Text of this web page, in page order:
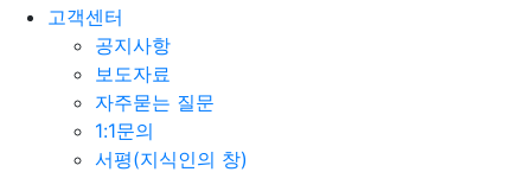
고객센터
공지사항
보도자료
자주묻는 질문
1:1문의
서평(지식인의 창)